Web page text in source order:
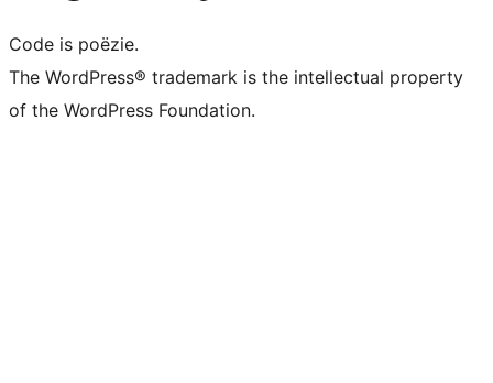
Code is poëzie.
The WordPress® trademark is the intellectual property
of the WordPress Foundation.